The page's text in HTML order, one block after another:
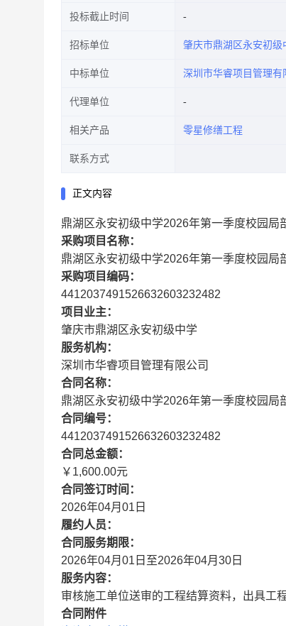
投标截止时间
招标单位 肇庆市鼎湖区永安初级
中标单位 深圳市华睿项目管理有
代理单位
相关产品 零星修缮工程
联系方式
正文内容
鼎湖区永安初级中学2026年第一季度校园局
采购项目名称：
鼎湖区永安初级中学2026年第一季度校园局
采购项目编码：
4412037491526632603232482
项目业主：
肇庆市鼎湖区永安初级中学
服务机构：
深圳市华睿项目管理有限公司
合同名称：
鼎湖区永安初级中学2026年第一季度校园局
合同编号：
4412037491526632603232482
合同总金额：
￥1,600.00元
合同签订时间：
2026年04月01日
履约人员：
合同服务期限：
2026年04月01日至2026年04月30日
服务内容：
审核施工单位送审的工程结算资料，出具工
合同附件